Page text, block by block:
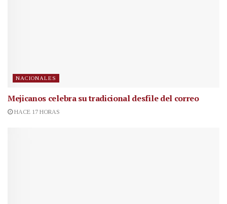
NACIONALES
Mejicanos celebra su tradicional desfile del correo
HACE 17 HORAS